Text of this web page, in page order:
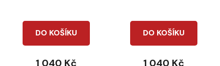
DO KOŠÍKU
1 040 Kč
DO KOŠÍKU
1 040 Kč